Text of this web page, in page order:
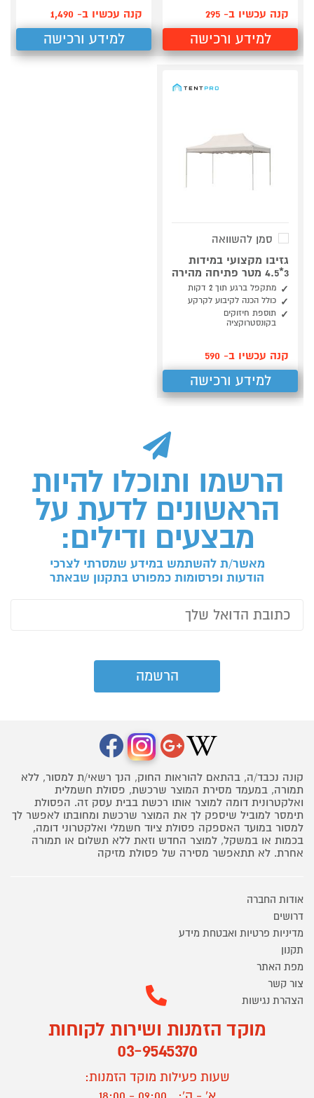
קנה עכשיו ב- 295
למידע ורכישה
קנה עכשיו ב- 1,490
למידע ורכישה
סמן להשוואה
גזיבו מקצועי במידות
3*4.5 מטר פתיחה מהירה
מתקפל ברגע תוך 2 דקות
כולל הכנה לקיבוע לקרקע
תוספת חיזוקים
בקונסטרוקציה
קנה עכשיו ב- 590
למידע ורכישה
הרשמו ותוכלו להיות
הראשונים לדעת על
מבצעים ודילים:
מאשר/ת להשתמש במידע שמסרתי לצרכי
הודעות ופרסומות כמפורט בתקנון שבאתר
קונה נכבד/ה, בהתאם להוראות החוק, הנך רשאי/ת למסור, ללא
תמורה, במעמד מסירת המוצר שרכשת, פסולת חשמלית
ואלקטרונית דומה למוצר אותו רכשת בבית עסק זה. הפסולת
תימסר למוביל שיספק לך את המוצר שרכשת ומחובתו לאפשר לך
למסור במועד האספקה פסולת ציוד חשמלי ואלקטרוני דומה,
בכמות או במשקל, למוצר החדש וזאת ללא תשלום או תמורה
אחרת. לא תתאפשר מסירה של פסולת מזיקה
אודות החברה
דרושים
מדיניות פרטיות ואבטחת מידע
תקנון
מפת האתר
צור קשר
הצהרת נגישות
מוקד הזמנות ושירות לקוחות
03-9545370
שעות פעילות מוקד הזמנות: